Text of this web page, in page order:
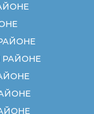
РАЙОНЕ